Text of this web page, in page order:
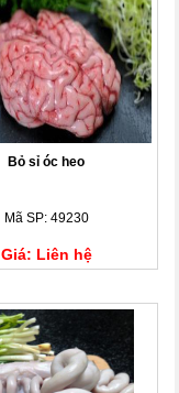
Bỏ sỉ óc heo
Mã SP: 49230
Giá: Liên hệ